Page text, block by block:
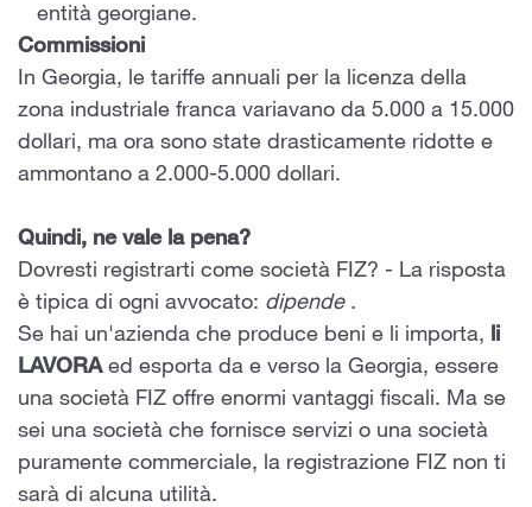
entità georgiane.
Commissioni
In Georgia, le tariffe annuali per la licenza della
zona industriale franca variavano da 5.000 a 15.000
dollari, ma ora sono state drasticamente ridotte e
ammontano a 2.000-5.000 dollari.
Quindi, ne vale la pena?
Dovresti registrarti come società FIZ? - La risposta
è tipica di ogni avvocato: dipende.
Se hai un'azienda che produce beni e li importa, li
LAVORAed esporta da e verso la Georgia, essere
una società FIZ offre enormi vantaggi fiscali. Ma se
sei una società che fornisce servizi o una società
puramente commerciale, la registrazione FIZ non ti
sarà di alcuna utilità.